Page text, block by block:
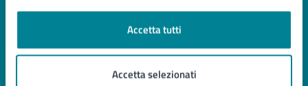
Accetta tutti
Accetta selezionati
Quanto sono chiare le informazioni su questa
Valuta 5 stelle su 5
Valuta 4 stelle su 5
Valuta 3 stelle su 5
Valuta 2 stelle su 5